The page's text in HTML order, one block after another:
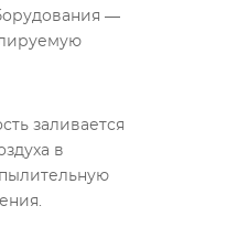
—
заливается
в